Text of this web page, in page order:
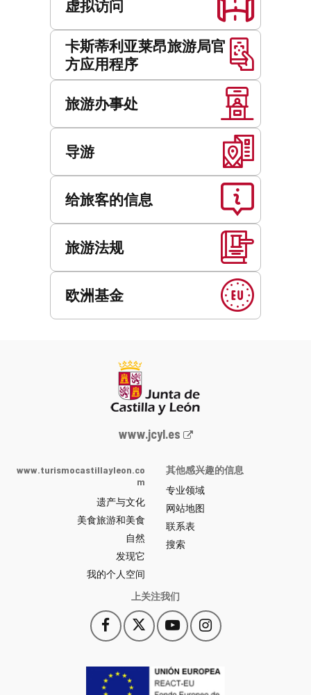
虚拟访问
卡斯蒂利亚莱昂旅游局官
方应用程序
旅游办事处
导游
给旅客的信息
旅游法规
欧洲基金
Junta
y
León
网
站
门
户
-
www.jcyl.es
www.turismocastillayleon.co
m
遗产与文化
美食旅游和美食
自然
发现它
我的个人空间
其他感兴趣的信息
专业领域
网站地图
联系表
搜索
上关注我们
Facebook
此
链
会
打
此
链
YouTube
此
链
会
打
Instagram
此
链
会